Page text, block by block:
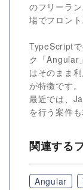
のフリーラ
場でフロン
TypeScript
ク「Angular
はそのまま
が特徴です。
最近では、
を行う案件も
関連する
Angular